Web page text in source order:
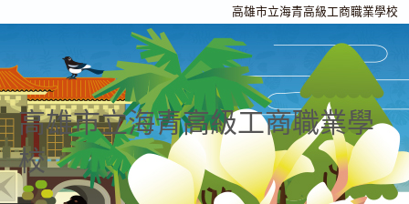
高雄市立海青高級工商職業學校
高雄市立海青高級工商職業學
校